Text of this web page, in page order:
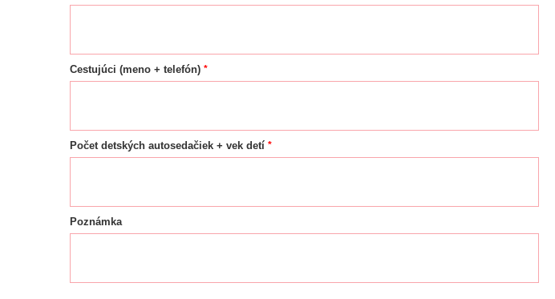
Cestujúci (meno + telefón) *
Počet detských autosedačiek + vek detí *
Poznámka